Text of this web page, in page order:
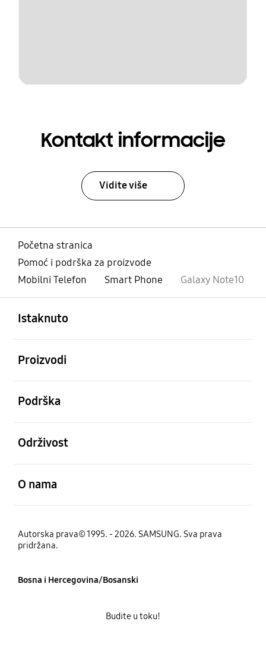
Kontakt informacije
Vidite više
Početna stranica
Pomoć i podrška za proizvode
Mobilni Telefon
Smart Phone Galaxy Note10
Istaknuto
Proizvodi
Podrška
Održivost
O nama
Autorska prava© 1995. - 2026. SAMSUNG. Sva prava
pridržana.
Bosna i Hercegovina/Bosanski
Budite u toku!